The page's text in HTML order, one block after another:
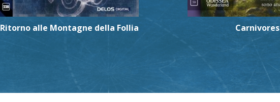
Ritorno alle Montagne della Follia Carnivores